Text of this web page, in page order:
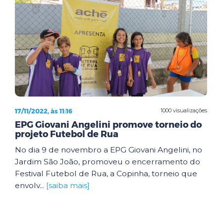
1000 visualizações
17/11/2022, às 11:16
EPG Giovani Angelini promove torneio do
projeto Futebol de Rua
No dia 9 de novembro a EPG Giovani Angelini, no
Jardim São João, promoveu o encerramento do
Festival Futebol de Rua, a Copinha, torneio que
envolv... [saiba mais]